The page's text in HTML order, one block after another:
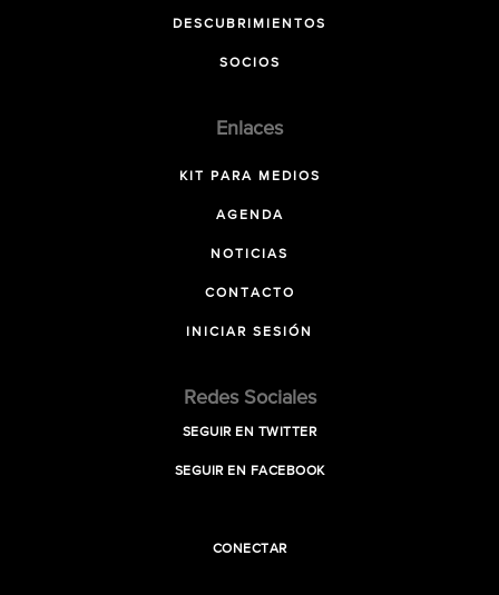
DESCUBRIMIENTOS
SOCIOS
Enlaces
KIT PARA MEDIOS
AGENDA
NOTICIAS
CONTACTO
INICIAR SESIÓN
Redes Sociales
SEGUIR EN TWITTER
SEGUIR EN FACEBOOK
CONECTAR